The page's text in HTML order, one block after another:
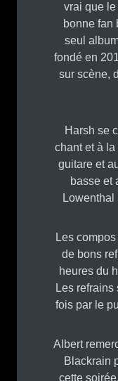
vrai que le
bonne fan
seul
fondé en
sur scène,
Harsh se
chant et à
guitare et
basse et
Les
de bons
heures du
Les refrains
fois par le
Albert
Blackrain
cette